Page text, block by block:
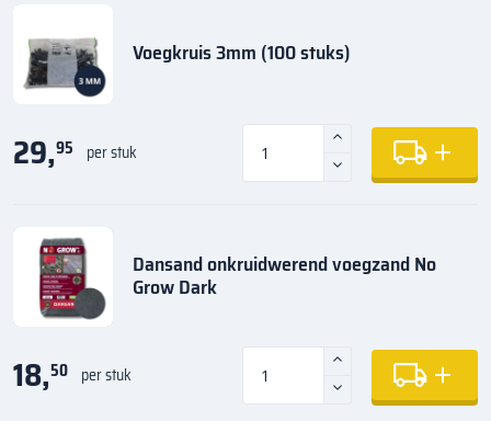
Voegkruis 3mm (100 stuks)
29,95 per stuk
Dansand onkruidwerend voegzand No
Grow Dark
18,50 per stuk